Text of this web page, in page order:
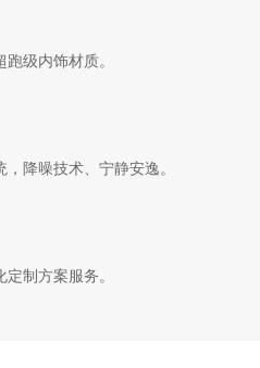
级内饰材质。
降噪技术、宁静安逸。
制方案服务。